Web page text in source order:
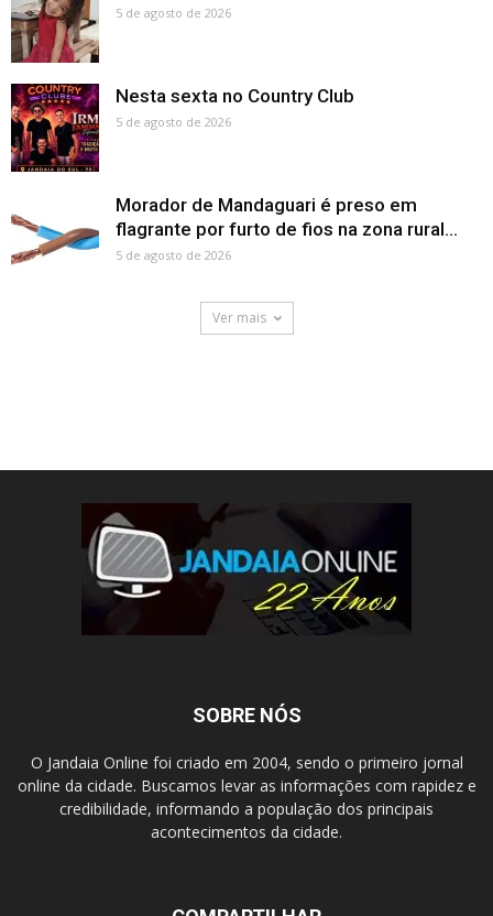
5 de agosto de 2026
Nesta sexta no Country Club
5 de agosto de 2026
Morador de Mandaguari é preso em
flagrante por furto de fios na zona rural...
5 de agosto de 2026
Ver mais
SOBRE NÓS
O Jandaia Online foi criado em 2004, sendo o primeiro jornal
online da cidade. Buscamos levar as informações com rapidez e
credibilidade, informando a população dos principais
acontecimentos da cidade.